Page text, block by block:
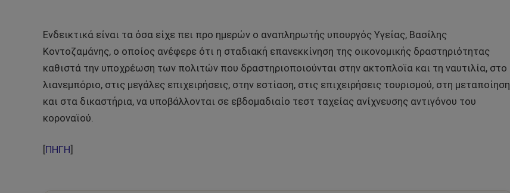
Ενδεικτικά είναι τα όσα είχε πει προ ημερών ο αναπληρωτής υπουργός Υγείας, Βασίλης
Κοντοζαμάνης, ο οποίος ανέφερε ότι η σταδιακή επανεκκίνηση της οικονομικής δραστηριότητας
καθιστά την υποχρέωση των πολιτών που δραστηριοποιούνται στην ακτοπλοϊα και τη ναυτιλία, στο
λιανεμπόριο, στις μεγάλες επιχειρήσεις, στην εστίαση, στις επιχειρήσεις τουρισμού, στη μεταποίηση
και στα δικαστήρια, να υποβάλλονται σε εβδομαδιαίο τεστ ταχείας ανίχνευσης αντιγόνου του
κοροναϊού.
ΠΗΓΗ